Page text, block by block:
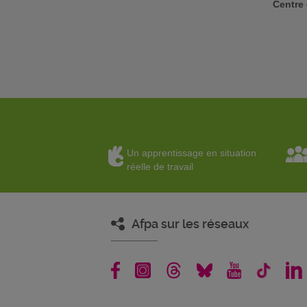
Centre
Un apprentissage en situation
réelle de travail
Afpa sur les réseaux